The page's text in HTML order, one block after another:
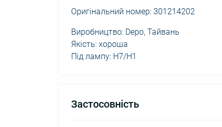
Оригінальний номер: 301214202
Виробництво: Depo, Тайвань
Якість: хороша
Під лампу: H7/H1
Застосовність